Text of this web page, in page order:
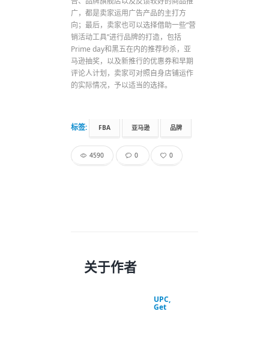
广，都是卖家运用广告产品的主打方
向；最后，卖家也可以选择借助一些“营
销活动工具”进行品牌的打造，包括
Prime day和黑五在内的推荐秒杀，亚
马逊抽奖，以及新推行的优惠券和早期
评论人计划，卖家可对照自身店铺运作
的实际情况，予以适当的选择。
标签: FBA 亚马逊 品牌
4590 0 0
关于作者
UPC,
Get